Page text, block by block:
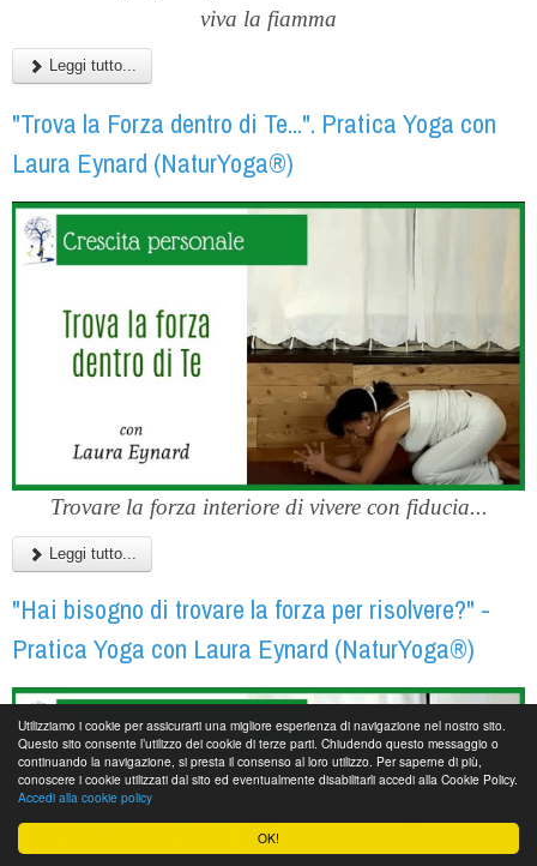
OK!
Utilizziamo i cookie per assicurarti una migliore esperienza di navigazione nel nostro sito.
Questo sito consente l’utilizzo dei cookie di terze parti. Chiudendo questo messaggio o
continuando la navigazione, si presta il consenso al loro utilizzo. Per saperne di più,
conoscere i cookie utilizzati dal sito ed eventualmente disabilitarli accedi alla Cookie Policy.
Accedi alla cookie policy
viva la fiamma
Leggi tutto...
"Trova la Forza dentro di Te...". Pratica Yoga con
Laura Eynard (NaturYoga®)
Trovare la forza interiore di vivere con fiducia...
Leggi tutto...
"Hai bisogno di trovare la forza per risolvere?" -
Pratica Yoga con Laura Eynard (NaturYoga®)